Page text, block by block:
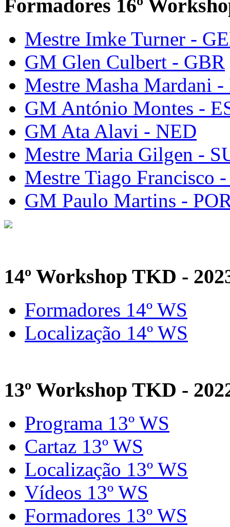
Formadores 16º
Mestre Imke Turner -
GM Glen Culbert - GBR
Mestre Masha Mardani
GM António Montes -
GM Ata Alavi - NED
Mestre Maria Gilgen -
Mestre Tiago Francisco
GM Paulo Martins -
14º Workshop TKD -
Formadores 14º WS
Localização 14º WS
13º Workshop TKD -
Programa 13º WS
Cartaz 13º WS
Localização 13º WS
Vídeos 13º WS
Formadores 13º WS